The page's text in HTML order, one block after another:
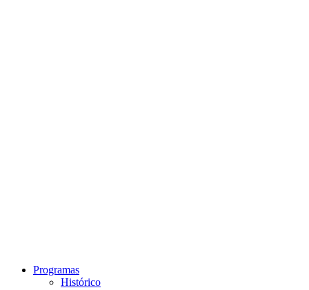
Programas
Histórico